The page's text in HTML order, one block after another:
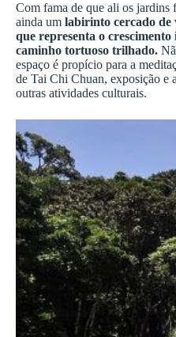
Com fama de que ali os jardins
ainda um labirinto cercado de
que representa o
caminho tortuoso trilhado.
espaço é propício para a
de Tai Chi Chuan, exposição e
outras atividades culturais.